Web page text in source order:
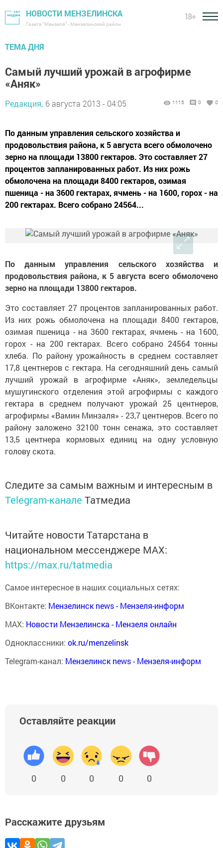
НОВОСТИ МЕНЗЕЛИНСКА
Газета "Мензеля" - Мензелинский район
18+
ТЕМА ДНЯ
Самый лучший урожай в агрофирме
«Аняк»
Редакция, 6 августа 2013 - 04:05 1115 0 0
По данным управления сельского хозяйства и
продовольствия района, к 5 августа всего обмолочено
зерно на площади 13800 гектаров. Это составляет 27
процентов запланированных работ. Из них рожь
обмолочена на площади 8400 гектаров, озимая
пшеница - на 3600 гектарах, ячмень - на 1600, горох - на
200 гектарах. Всего собрано 24564...
По данным управления сельского хозяйства и
продовольствия района, к 5 августа всего обмолочено
зерно на площади 13800 гектаров.
Это составляет 27 процентов запланированных работ.
Из них рожь обмолочена на площади 8400 гектаров,
озимая пшеница - на 3600 гектарах, ячмень - на 1600,
горох - на 200 гектарах. Всего собрано 24564 тонны
хлеба. По району урожайность в среднем составляет
17,8 центнеров с гектара. На сегодняшний день самый
лучший урожай в агрофирме «Аняк», земледельцы
мушугинского отделения этой агрофирмы с каждого
гектара в среднем получают урожай 25 центнеров,
агрофирмы «Вамин Минзаля» - 23,7 центнеров. Всего по
району заложено 32100 тонн сенажа, это составляет
13,5 центнера кормовых единиц на одну условную
голову скота.
Следите за самым важным и интересным в
Telegram-канале Татмедиа
Читайте новости Татарстана в
национальном мессенджере MАХ:
https://max.ru/tatmedia
Самое интересное в наших социальных сетях:
ВКонтакте: Мензелинск news - Мензеля-информ
MAX: Новости Мензелинска - Мензеля онлайн
Одноклассники: ok.ru/menzelinsk
Telegram-канал: Мензелинск news - Мензеля-информ
Оставляйте реакции
0 0 0 0 0
Расскажите друзьям